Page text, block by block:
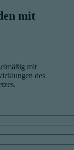
mit
mit
des